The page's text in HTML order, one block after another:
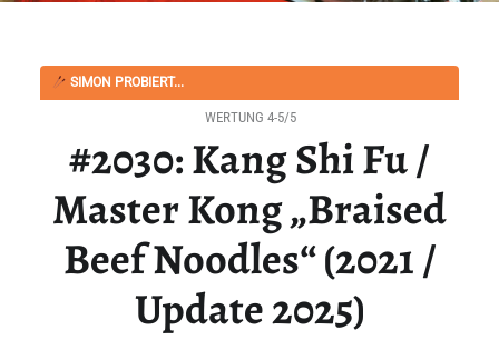
SIMON PROBIERT...
#2030: Kang Shi Fu /
Master Kong „Braised
Beef Noodles“ (2021 /
Update 2025)
WERTUNG 4-5/5